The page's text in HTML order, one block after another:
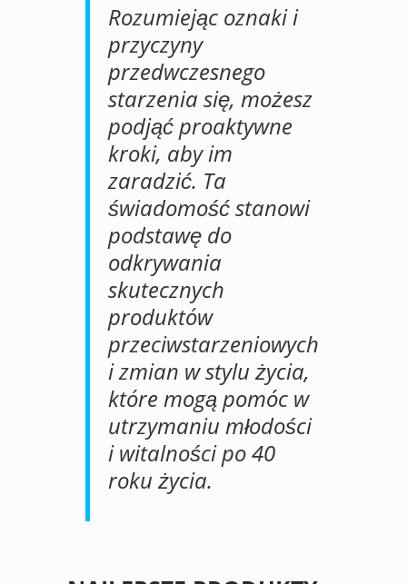
Rozumiejąc oznaki i
przyczyny
przedwczesnego
starzenia się, możesz
podjąć proaktywne
kroki, aby im
zaradzić. Ta
świadomość stanowi
podstawę do
odkrywania
skutecznych
produktów
przeciwstarzeniowych
i zmian w stylu życia,
które mogą pomóc w
utrzymaniu młodości
i witalności po 40
roku życia.